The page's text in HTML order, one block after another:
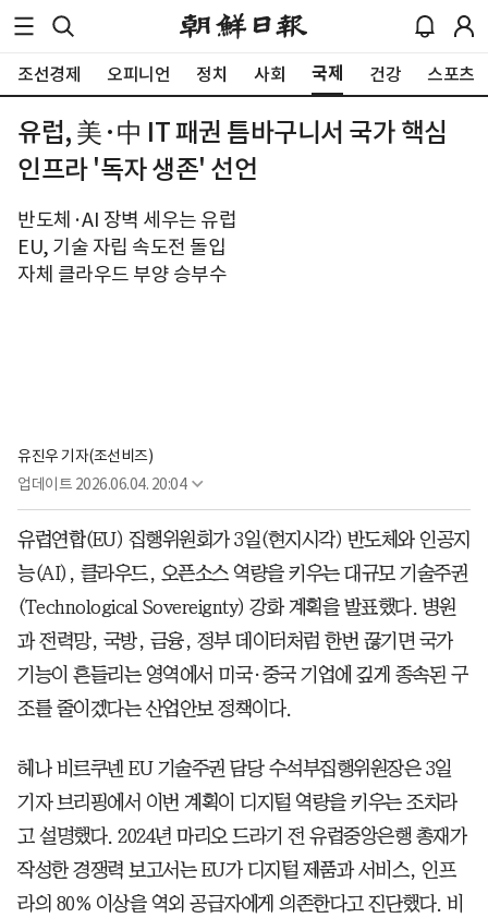
조선경제 오피니언 정치 사회 국제 건강 스포츠
유럽, 美·中 IT 패권 틈바구니서 국가 핵심
인프라 '독자 생존' 선언
반도체·AI 장벽 세우는 유럽
EU, 기술 자립 속도전 돌입
자체 클라우드 부양 승부수
유진우 기자(조선비즈)
업데이트 2026.06.04. 20:04
유럽연합(EU) 집행위원회가 3일(현지시각) 반도체와 인공지
능(AI), 클라우드, 오픈소스 역량을 키우는 대규모 기술주권
(Technological Sovereignty) 강화 계획을 발표했다. 병원
과 전력망, 국방, 금융, 정부 데이터처럼 한번 끊기면 국가
기능이 흔들리는 영역에서 미국·중국 기업에 깊게 종속된 구
조를 줄이겠다는 산업안보 정책이다.
헤나 비르쿠넨 EU 기술주권 담당 수석부집행위원장은 3일
기자 브리핑에서 이번 계획이 디지털 역량을 키우는 조치라
고 설명했다. 2024년 마리오 드라기 전 유럽중앙은행 총재가
작성한 경쟁력 보고서는 EU가 디지털 제품과 서비스, 인프
라의 80% 이상을 역외 공급자에게 의존한다고 진단했다. 비